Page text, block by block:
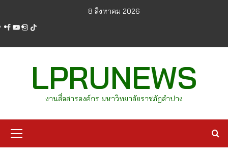
content
8 สิงหาคม 2026
facebook
youtube
instagram
tiktok
LPRUNEWS
งานสื่อสารองค์กร มหาวิทยาลัยราชภัฏลำปาง
Menu